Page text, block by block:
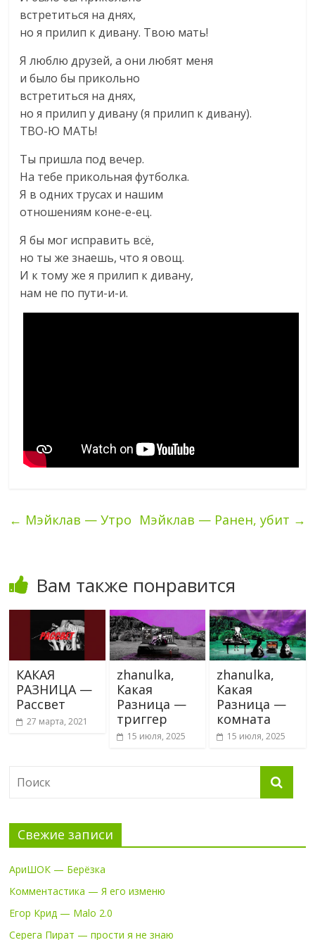
встретиться на днях,
но я прилип к дивану. Твою мать!
Я люблю друзей, а они любят меня
и было бы прикольно
встретиться на днях,
но я прилип у дивану (я прилип к дивану).
ТВО-Ю МАТЬ!
Ты пришла под вечер.
На тебе прикольная футболка.
Я в одних трусах и нашим
отношениям коне-е-ец.
Я бы мог исправить всё,
но ты же знаешь, что я овощ.
И к тому же я прилип к дивану,
нам не по пути-и-и.
← Мэйклав — Утро Мэйклав — Ранен, убит →
Вам также понравится
КАКАЯ
РАЗНИЦА —
Рассвет
27 марта, 2021
zhanulka,
Какая
Разница —
триггер
15 июля, 2025
zhanulka,
Какая
Разница —
комната
15 июля, 2025
Свежие записи
АриШОК — Берёзка
Комментастика — Я его изменю
Егор Крид — Malo 2.0
Серега Пират — прости я не знаю